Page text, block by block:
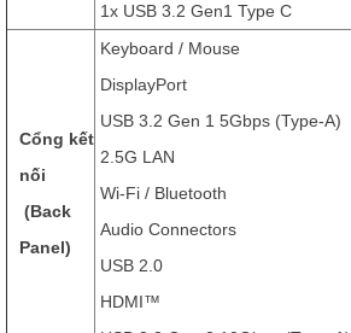
1x USB 3.2 Gen1 Type C
Cổng kết
nối
(Back
Panel)
Keyboard / Mouse
DisplayPort
USB 3.2 Gen 1 5Gbps (Type-A)
2.5G LAN
Wi-Fi / Bluetooth
Audio Connectors
USB 2.0
HDMI™